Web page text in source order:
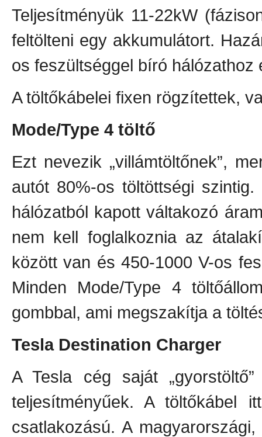
Teljesítményük 11-22kW
feltölteni egy akkumulátort.
os feszültséggel bíró hálózathoz
A töltőkábelei fixen rögzítettek,
Mode/Type 4 töltő
Ezt nevezik „villámtöltőnek”,
autót 80%-os töltöttségi
hálózatból kapott váltakozó
nem kell foglalkoznia az
között van és 450-1000 V-os
Minden Mode/Type 4
gombbal, ami megszakítja a
Tesla Destination Charger
A Tesla cég saját
teljesítményűek. A töltőkábel
csatlakozású. A